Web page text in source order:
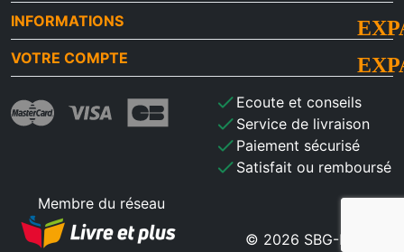
INFORMATIONS
VOTRE COMPTE
check Ecoute et conseils
check Service de livraison
check Paiement sécurisé
check Satisfait ou remboursé
Membre du réseau
© 2026 SBG-MB